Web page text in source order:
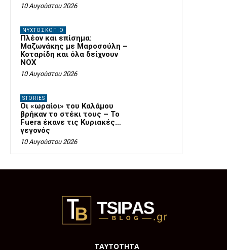
10 Αυγούστου 2026
ΝΥΧΤΟΣΚΟΠΙΟ
Πλέον και επίσημα:
Μαζωνάκης με Μαροσούλη –
Κοταρίδη και όλα δείχνουν
NOX
10 Αυγούστου 2026
STORIES
Οι «ωραίοι» του Καλάμου
βρήκαν το στέκι τους – Το
Fuera έκανε τις Κυριακές…
γεγονός
10 Αυγούστου 2026
ΤΑΥΤΟΤΗΤΑ